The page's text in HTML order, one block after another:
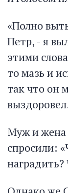
«Полно
Петр, - я
этими
то мазь и
так что он
Муж и жена
спросили: